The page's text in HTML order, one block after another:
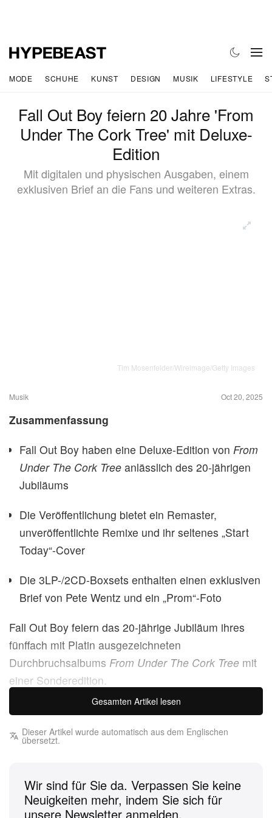
MODE SCHUHE KUNST DESIGN MUSIK LIFESTYLE
Fall Out Boy feiern 20 Jahre 'From
Under The Cork Tree' mit Deluxe-
Edition
Mit digitalen und physischen Ausgaben, einem
exklusiven Brief an die Fans und weiteren Extras.
Tim Mosenfelder/Wireimage/Getty Images
Musik Oct 20, 2025
Zusammenfassung
Fall Out Boy haben eine Deluxe-Edition von From
Under The Cork Tree anlässlich des 20-jährigen
Jubiläums
Die Veröffentlichung bietet ein Remaster,
unveröffentlichte Remixe und ihr seltenes „Start
Today“-Cover
Die 3LP-/2CD-Boxsets enthalten einen exklusiven
Brief von Pete Wentz und ein „Prom“-Foto
Fall Out Boy feiern das 20-jährige Jubiläum ihres
fünffach mit Platin ausgezeichneten
Durchbruchsalbums From Under The Cork Tree mit
einer Sonderedition.
Diese Deluxe-Edition hebt die 13 Originalsongs
durch ein Remaster in die Gegenwart und ergänzt
sie um einen Schatz bislang unveröffentlichten
Akustikversionen, Remixe und Live-Performances
eintauchen – darunter Highlights wie ihr heiß
Gesamten Artikel lesen
Dieser Artikel wurde automatisch aus dem Englischen
übersetzt.
Wir sind für Sie da. Verpassen Sie keine
Neuigkeiten mehr, indem Sie sich für
unsere Newsletter anmelden.